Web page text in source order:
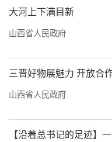
明查暗访发现典型
组第九组有关成员
大河上下满目新
山西省人民政府
三晋好物展魅力 开放合
山西省人民政府
【沿着总书记的足迹】